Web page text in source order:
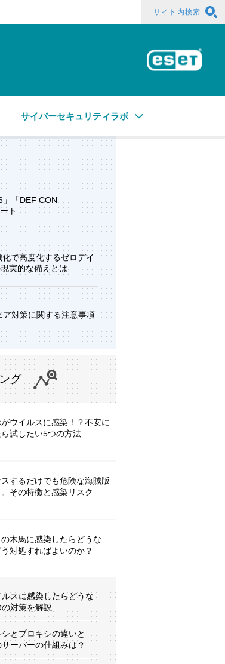
サイト内検索
サイバーセキュリティラボ
」「DEF CON
ト
で高度化するゼロデイ
実的な備えとは
対策に関する注意事項
グ
がウイルスに感染！？不安に
試したい5つの方法
するだけでも危険な海賊版
その特徴と感染リスク
の木馬に感染したらどうな
対処すればよいのか？
スに感染したらどうな
対策を解説
とプロキシの違いと
ーバーの仕組みは？